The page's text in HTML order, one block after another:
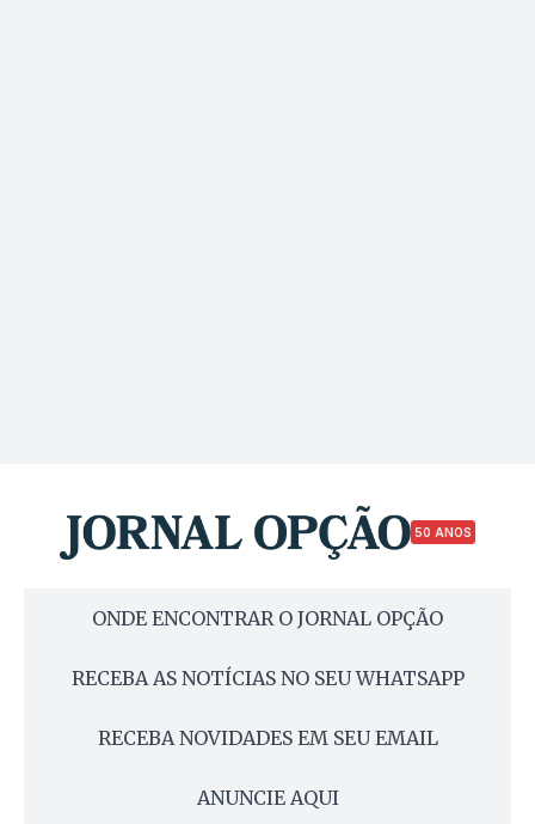
50 ANOS
ONDE ENCONTRAR O JORNAL OPÇÃO
RECEBA AS NOTÍCIAS NO SEU WHATSAPP
RECEBA NOVIDADES EM SEU EMAIL
ANUNCIE AQUI